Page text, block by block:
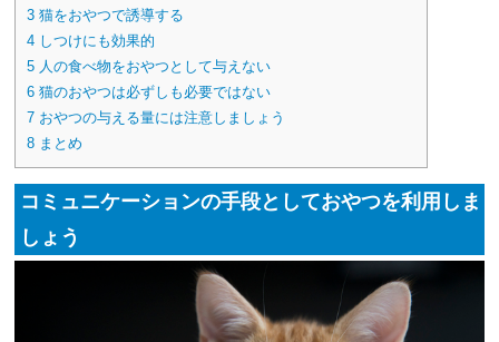
3 猫をおやつで誘導する
4 しつけにも効果的
5 人の食べ物をおやつとして与えない
6 猫のおやつは必ずしも必要ではない
7 おやつの与える量には注意しましょう
8 まとめ
コミュニケーションの手段としておやつを利用しま
しょう